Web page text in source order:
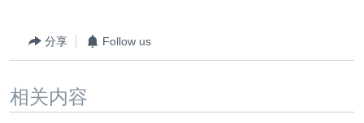
分享 Follow us
相关内容